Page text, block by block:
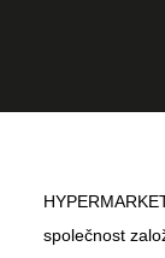
společnost